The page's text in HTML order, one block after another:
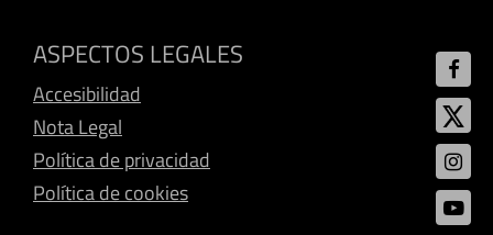
ASPECTOS LEGALES
Accesibilidad
Nota Legal
Política de privacidad
Política de cookies